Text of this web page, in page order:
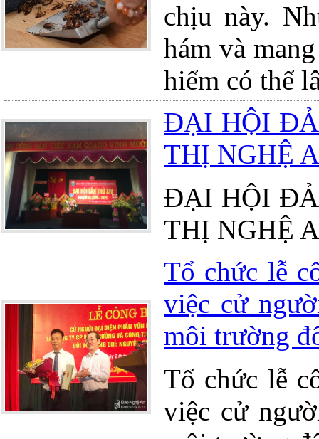
chịu này.
hám và
hiểm có thể
ĐẠI HỘI
THỊ NGHỆ
ĐẠI HỘI
THỊ NGHỆ
Tổ chức lễ
việc cử
môi trường
Tổ chức lễ
việc cử